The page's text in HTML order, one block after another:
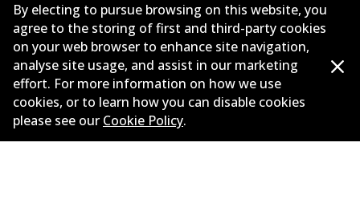
ข้อมูลบริษัท
ซัพพลายเออร์
ติดต่อ
นโยบายความเป็นส่วนตัว
By electing to pursue browsing on this website, you
agree to the storing of first and third-party cookies
on your web browser to enhance site navigation,
analyse site usage, and assist in our marketing
effort. For more information on how we use
cookies, or to learn how you can disable cookies
please see our Cookie Policy.